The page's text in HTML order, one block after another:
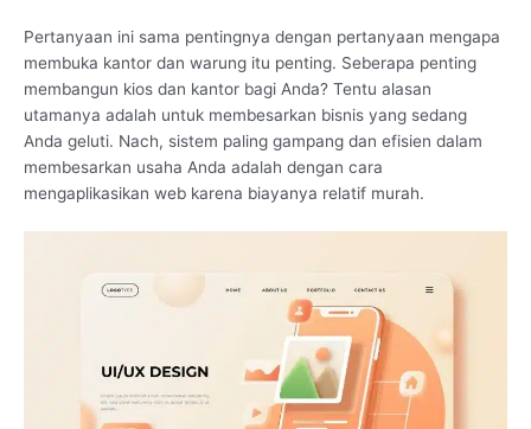
Pertanyaan ini sama pentingnya dengan pertanyaan mengapa
membuka kantor dan warung itu penting. Seberapa penting
membangun kios dan kantor bagi Anda? Tentu alasan
utamanya adalah untuk membesarkan bisnis yang sedang
Anda geluti. Nach, sistem paling gampang dan efisien dalam
membesarkan usaha Anda adalah dengan cara
mengaplikasikan web karena biayanya relatif murah.